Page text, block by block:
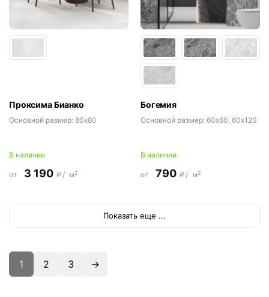
Проксима Бианко
Основной размер: 80x80
В наличии
от 3 190 ₽/ м2
Богемия
Основной размер: 60x60, 60x120
В наличии
от 790 ₽/ м2
Показать еще ...
1 2 3 →